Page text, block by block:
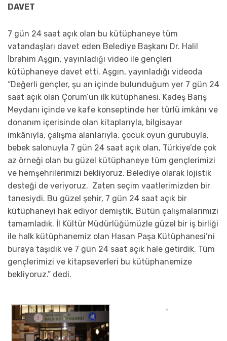
DAVET
7 gün 24 saat açık olan bu kütüphaneye tüm
vatandaşları davet eden Belediye Başkanı Dr. Halil
İbrahim Aşgın, yayınladığı video ile gençleri
kütüphaneye davet etti. Aşgın, yayınladığı videoda
“Değerli gençler, şu an içinde bulunduğum yer 7 gün 24
saat açık olan Çorum’un ilk kütüphanesi. Kadeş Barış
Meydanı içinde ve kafe konseptinde her türlü imkânı ve
donanım içerisinde olan kitaplarıyla, bilgisayar
imkânıyla, çalışma alanlarıyla, çocuk oyun gurubuyla,
bebek salonuyla 7 gün 24 saat açık olan, Türkiye’de çok
az örneği olan bu güzel kütüphaneye tüm gençlerimizi
ve hemşehrilerimizi bekliyoruz. Belediye olarak lojistik
desteği de veriyoruz. Zaten seçim vaatlerimizden bir
tanesiydi. Bu güzel şehir, 7 gün 24 saat açık bir
kütüphaneyi hak ediyor demiştik. Bütün çalışmalarımızı
tamamladık. İl Kültür Müdürlüğümüzle güzel bir iş birliği
ile halk kütüphanemiz olan Hasan Paşa Kütüphanesi’ni
buraya taşıdık ve 7 gün 24 saat açık hale getirdik. Tüm
gençlerimizi ve kitapseverleri bu kütüphanemize
bekliyoruz.” dedi.